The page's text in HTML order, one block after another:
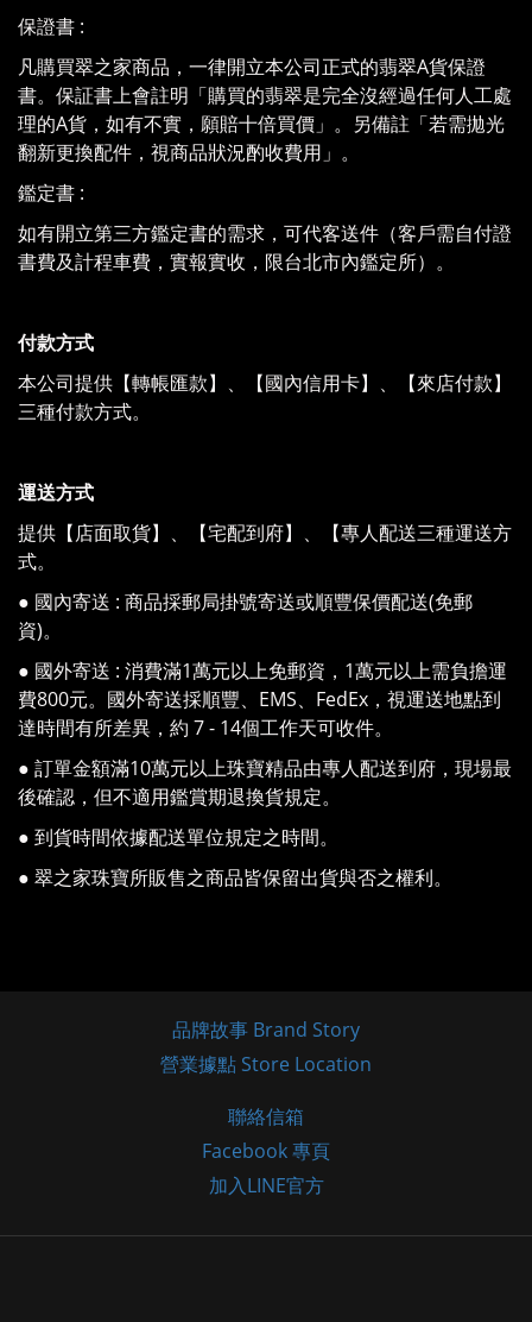
保證書 :
凡購買翠之家商品，一律開立本公司正式的翡翠A貨保證
書。保証書上會註明「購買的翡翠是完全沒經過任何人工處
理的A貨，如有不實，願賠十倍買價」。另備註「若需拋光
翻新更換配件，視商品狀況酌收費用」。
鑑定書 :
如有開立第三方鑑定書的需求，可代客送件（客戶需自付證
書費及計程車費，實報實收，限台北市內鑑定所）。
付款方式
本公司提供【轉帳匯款】、【國內信用卡】、【來店付款】
三種付款方式。
運送方式
提供【店面取貨】、【宅配到府】、【專人配送三種運送方
式。
● 國內寄送 : 商品採郵局掛號寄送或順豐保價配送(免郵
資)。
● 國外寄送 : 消費滿1萬元以上免郵資，1萬元以上需負擔運
費800元。國外寄送採順豐、EMS、FedEx，視運送地點到
達時間有所差異，約 7 - 14個工作天可收件。
● 訂單金額滿10萬元以上珠寶精品由專人配送到府，現場最
後確認，但不適用鑑賞期退換貨規定。
● 到貨時間依據配送單位規定之時間。
● 翠之家珠寶所販售之商品皆保留出貨與否之權利。
品牌故事 Brand Story
營業據點 Store Location
聯絡信箱
Facebook 專頁
加入LINE官方